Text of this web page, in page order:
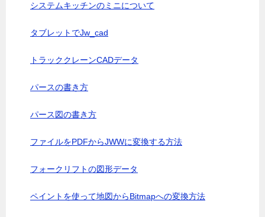
システムキッチンのミニについて
タブレットでJw_cad
トラッククレーンCADデータ
パースの書き方
パース図の書き方
ファイルをPDFからJWWに変換する方法
フォークリフトの図形データ
ペイントを使って地図からBitmapへの変換方法